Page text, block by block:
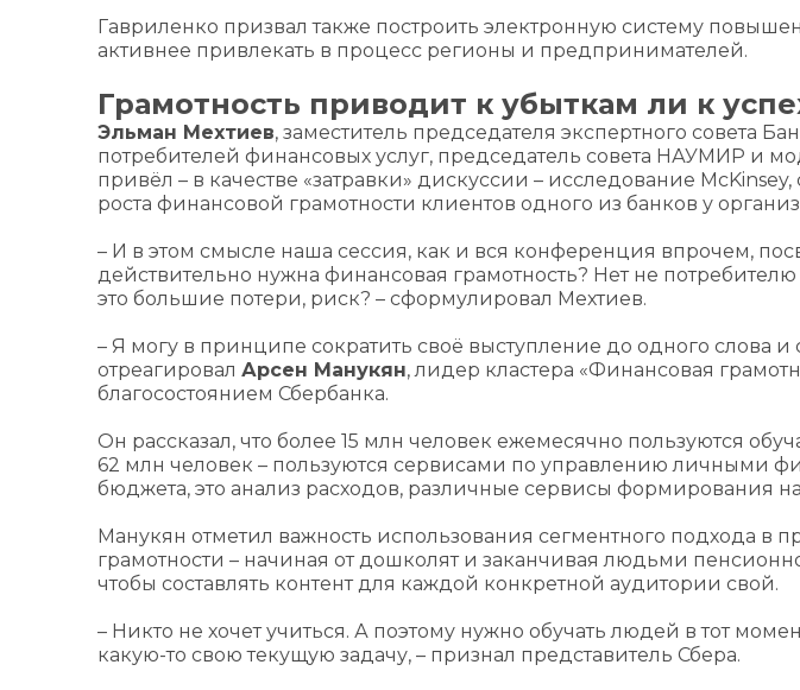
Гавриленко призвал также построить электронную систему
активнее привлекать в процесс регионы и предпринимателей.
Грамотность приводит к убыткам ли к
Эльман Мехтиев, заместитель председателя экспертного совета
потребителей финансовых услуг, председатель совета НАУМИР и
привёл – в качестве «затравки» дискуссии – исследование McKinsey,
роста финансовой грамотности клиентов одного из банков у
– И в этом смысле наша сессия, как и вся конференция впрочем,
действительно нужна финансовая грамотность? Нет не потребителю
это большие потери, риск? – сформулировал Мехтиев.
– Я могу в принципе сократить своё выступление до одного слова и
отреагировал Арсен Манукян, лидер кластера «Финансовая
благосостоянием Сбербанка.
Он рассказал, что более 15 млн человек ежемесячно пользуются
62 млн человек – пользуются сервисами по управлению личными
бюджета, это анализ расходов, различные сервисы формирования
Манукян отметил важность использования сегментного подхода в
грамотности – начиная от дошколят и заканчивая людьми
чтобы составлять контент для каждой конкретной аудитории свой.
– Никто не хочет учиться. А поэтому нужно обучать людей в тот
какую-то свою текущую задачу, – признал представитель Сбера.